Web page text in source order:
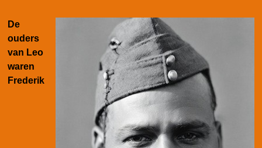
De
ouders
van Leo
waren
Frederik